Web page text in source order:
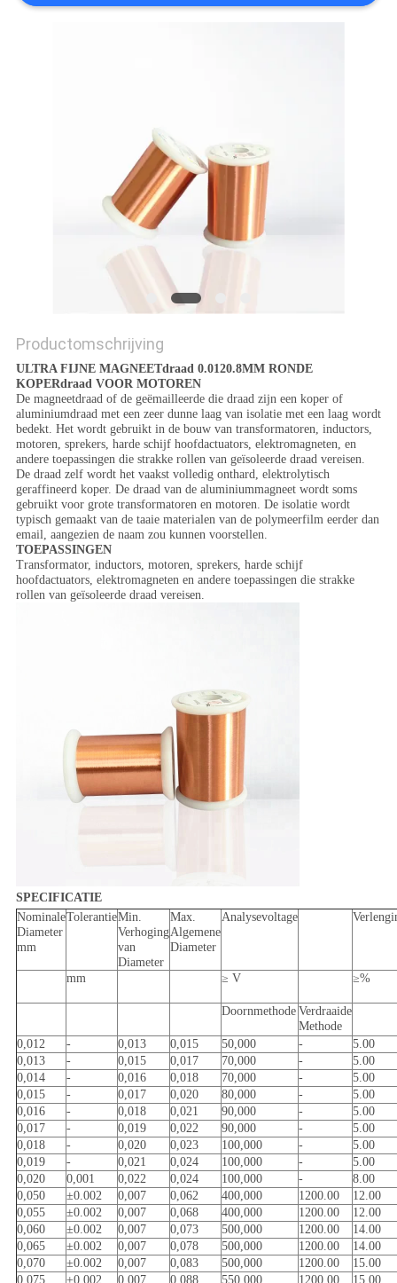
Productomschrijving
ULTRA FIJNE MAGNEETdraad 0.0120.8MM RONDE
KOPERdraad VOOR MOTOREN
De magneetdraad of de geëmailleerde die draad zijn een koper of
aluminiumdraad met een zeer dunne laag van isolatie met een laag wordt
bedekt. Het wordt gebruikt in de bouw van transformatoren, inductors,
motoren, sprekers, harde schijf hoofdactuators, elektromagneten, en
andere toepassingen die strakke rollen van geïsoleerde draad vereisen.
De draad zelf wordt het vaakst volledig onthard, elektrolytisch
geraffineerd koper. De draad van de aluminiummagneet wordt soms
gebruikt voor grote transformatoren en motoren. De isolatie wordt
typisch gemaakt van de taaie materialen van de polymeerfilm eerder dan
email, aangezien de naam zou kunnen voorstellen.
TOEPASSINGEN
Transformator, inductors, motoren, sprekers, harde schijf
hoofdactuators, elektromagneten en andere toepassingen die strakke
rollen van geïsoleerde draad vereisen.
SPECIFICATIE
Nominale
Diameter
mm
TolerantieMin.
Verhoging
van
Diameter
Max.
Algemene
Diameter
Analysevoltage
mm ≥ V ≥%
Doornmethode Verdraaide
Methode
0,012
- 0,013 0,015 50,000 -
5.00
0,013
- 0,015 0,017 70,000 -
5.00
0,014
- 0,016 0,018 70,000 -
5.00
0,015
- 0,017 0,020 80,000 -
5.00
0,016
- 0,018 0,021 90,000 -
5.00
0,017
- 0,019 0,022 90,000 -
5.00
0,018
- 0,020 0,023 100,000 -
5.00
0,019
- 0,021 0,024 100,000 -
5.00
0,020
0,001 0,022 0,024 100,000 -
8.00
0,050
±0.002 0,007 0,062 400,000 1200.00
12.00
0,055
±0.002 0,007 0,068 400,000 1200.00
12.00
0,060
±0.002 0,007 0,073 500,000 1200.00
14.00
0,065
±0.002 0,007 0,078 500,000 1200.00
14.00
0,070
±0.002 0,007 0,083 500,000 1200.00
15.00
0,075
±0.002 0,007 0,088 550,000 1200.00 15.00